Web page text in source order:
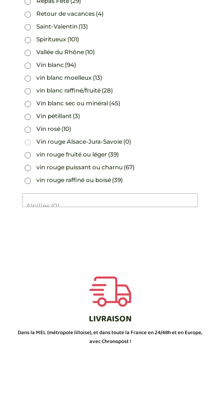
Retour de vacances (4)
Saint-Valentin (13)
Spiritueux (101)
Vallée du Rhône (10)
Vin blanc (94)
vin blanc moelleux (13)
vin blanc raffiné/fruité (28)
Vin blanc sec ou minéral (45)
Vin pétillant (3)
Vin rosé (10)
Vin rouge Alsace-Jura-Savoie (0)
vin rouge fruité ou léger (39)
vin rouge puissant ou charnu (67)
vin rouge raffiné ou boisé (39)
LIVRAISON
Dans la MEL (métropole lilloise), et dans toute la France en 24/48h et en Europe,
avec Chronopost !